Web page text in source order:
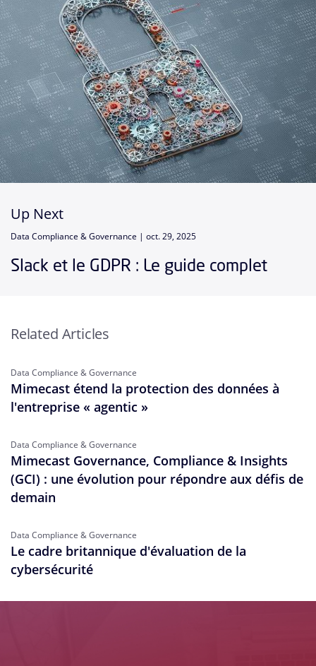
Up Next
Data Compliance & Governance | oct. 29, 2025
Slack et le GDPR : Le guide complet
Related Articles
Data Compliance & Governance
Mimecast étend la protection des données à
l'entreprise « agentic »
Data Compliance & Governance
Mimecast Governance, Compliance & Insights
(GCI) : une évolution pour répondre aux défis de
demain
Data Compliance & Governance
Le cadre britannique d'évaluation de la
cybersécurité